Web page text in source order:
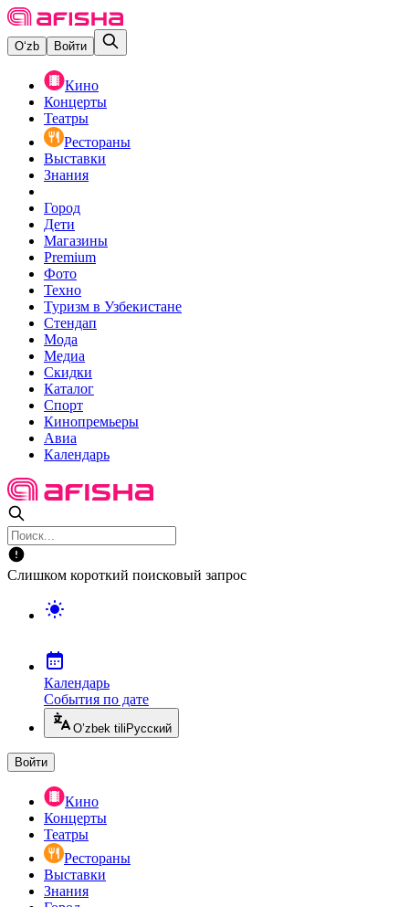
O‘zb Войти
Кино
Концерты
Театры
Рестораны
Выставки
Знания
Город
Дети
Магазины
Premium
Фото
Техно
Туризм в Узбекистане
Стендап
Мода
Медиа
Скидки
Каталог
Спорт
Кинопремьеры
Авиа
Календарь
Слишком короткий поисковый запрос
Календарь
События по дате
O’zbek tili Русский
Войти
Кино
Концерты
Театры
Рестораны
Выставки
Знания